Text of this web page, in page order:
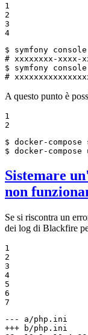
1
2
3
4
$ symfony
# xxxxxxxx-xxxx-
$ symfony
#
A questo punto è
1
2
$
$ docker-compose
Sistemare
non
Se si riscontra un
dei log di Blackfire
1
2
3
4
5
6
7
--- a/php.ini
+++ b/php.ini